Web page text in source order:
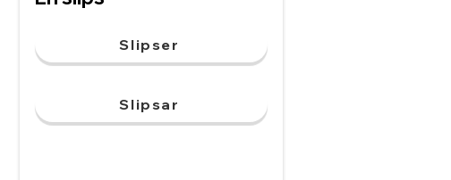
Slipser
Slipsar